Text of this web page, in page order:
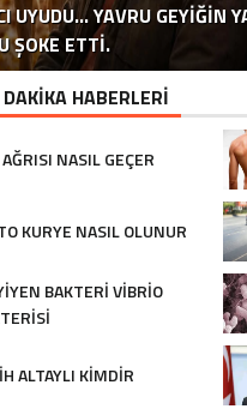
UYUDU… YAVRU GEYIĞIN
ŞOKE ETTI.
RÜYADA EVDEN KAÇMANIN
EGE SULARINA UÇAK
ASTROLOG TEK TEK
ERDOĞAN AKTARDI
HAYALI KURANLARA
TÜRKIYE’DE 13 YILDIR
BU YÖNTEMLE EMEKLI
YAVAŞ
ÇARPICI
HABERLERİ
NASIL GEÇER
KURYE NASIL OLUNUR
BAKTERI VIBRIO
ALTAYLI KIMDIR